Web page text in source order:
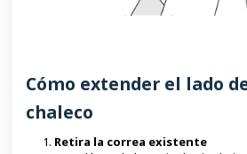
Cómo extender el lado
chaleco
Retira la correa existente